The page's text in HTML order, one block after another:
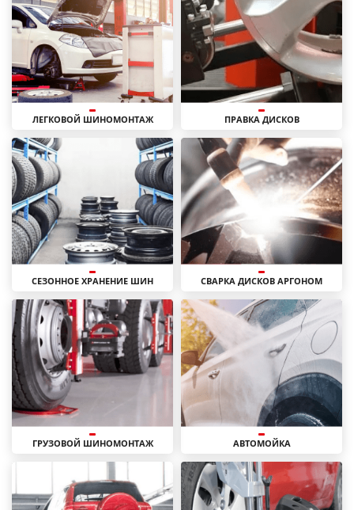
ЛЕГКОВОЙ ШИНОМОНТАЖ ПРАВКА ДИСКОВ
СЕЗОННОЕ ХРАНЕНИЕ ШИН СВАРКА ДИСКОВ АРГОНОМ
ГРУЗОВОЙ ШИНОМОНТАЖ АВТОМОЙКА